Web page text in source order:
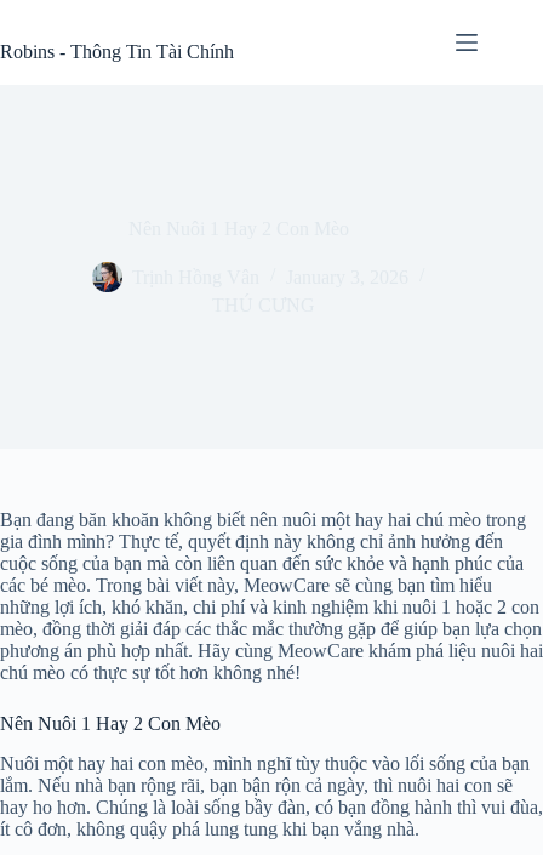
content
Robins - Thông Tin Tài Chính
Bạn đang băn khoăn không biết nên nuôi một hay hai chú mèo trong
gia đình mình? Thực tế, quyết định này không chỉ ảnh hưởng đến
cuộc sống của bạn mà còn liên quan đến sức khỏe và hạnh phúc của
các bé mèo. Trong bài viết này, MeowCare sẽ cùng bạn tìm hiểu
những lợi ích, khó khăn, chi phí và kinh nghiệm khi nuôi 1 hoặc 2 con
mèo, đồng thời giải đáp các thắc mắc thường gặp để giúp bạn lựa chọn
phương án phù hợp nhất. Hãy cùng MeowCare khám phá liệu nuôi hai
chú mèo có thực sự tốt hơn không nhé!
Nên Nuôi 1 Hay 2 Con Mèo
Nuôi một hay hai con mèo, mình nghĩ tùy thuộc vào lối sống của bạn
lắm. Nếu nhà bạn rộng rãi, bạn bận rộn cả ngày, thì nuôi hai con sẽ
hay ho hơn. Chúng là loài sống bầy đàn, có bạn đồng hành thì vui đùa,
ít cô đơn, không quậy phá lung tung khi bạn vắng nhà.